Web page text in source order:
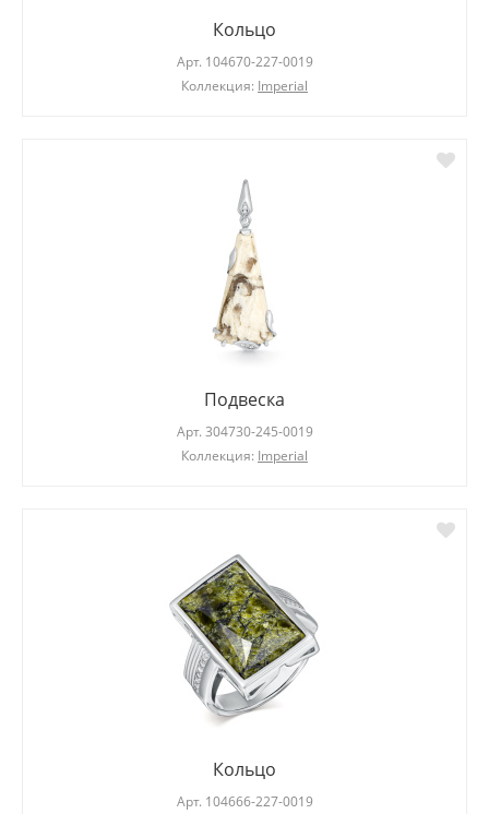
Кольцо
Арт. 104670-227-0019
Коллекция: Imperial
Подвеска
Арт. 304730-245-0019
Коллекция: Imperial
Кольцо
Арт. 104666-227-0019